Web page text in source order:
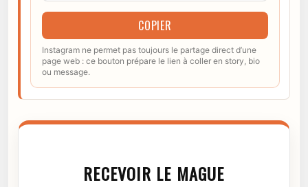
COPIER
Instagram ne permet pas toujours le partage direct d’une
page web : ce bouton prépare le lien à coller en story, bio
ou message.
RECEVOIR LE MAGUE